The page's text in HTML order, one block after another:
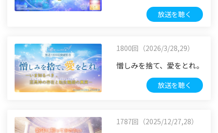
放送を聴く
1800回（2026/3/28,29）
憎しみを捨て、愛をとれ。
放送を聴く
1787回（2025/12/27,28）